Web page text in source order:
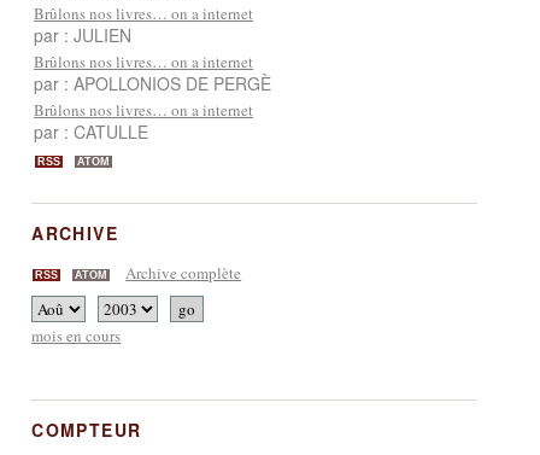
Brûlons nos livres… on a internet
par : JULIEN
Brûlons nos livres… on a internet
par : APOLLONIOS DE PERGÈ
Brûlons nos livres… on a internet
par : CATULLE
RSS ATOM
ARCHIVE
RSS ATOM Archive complète
mois en cours
COMPTEUR